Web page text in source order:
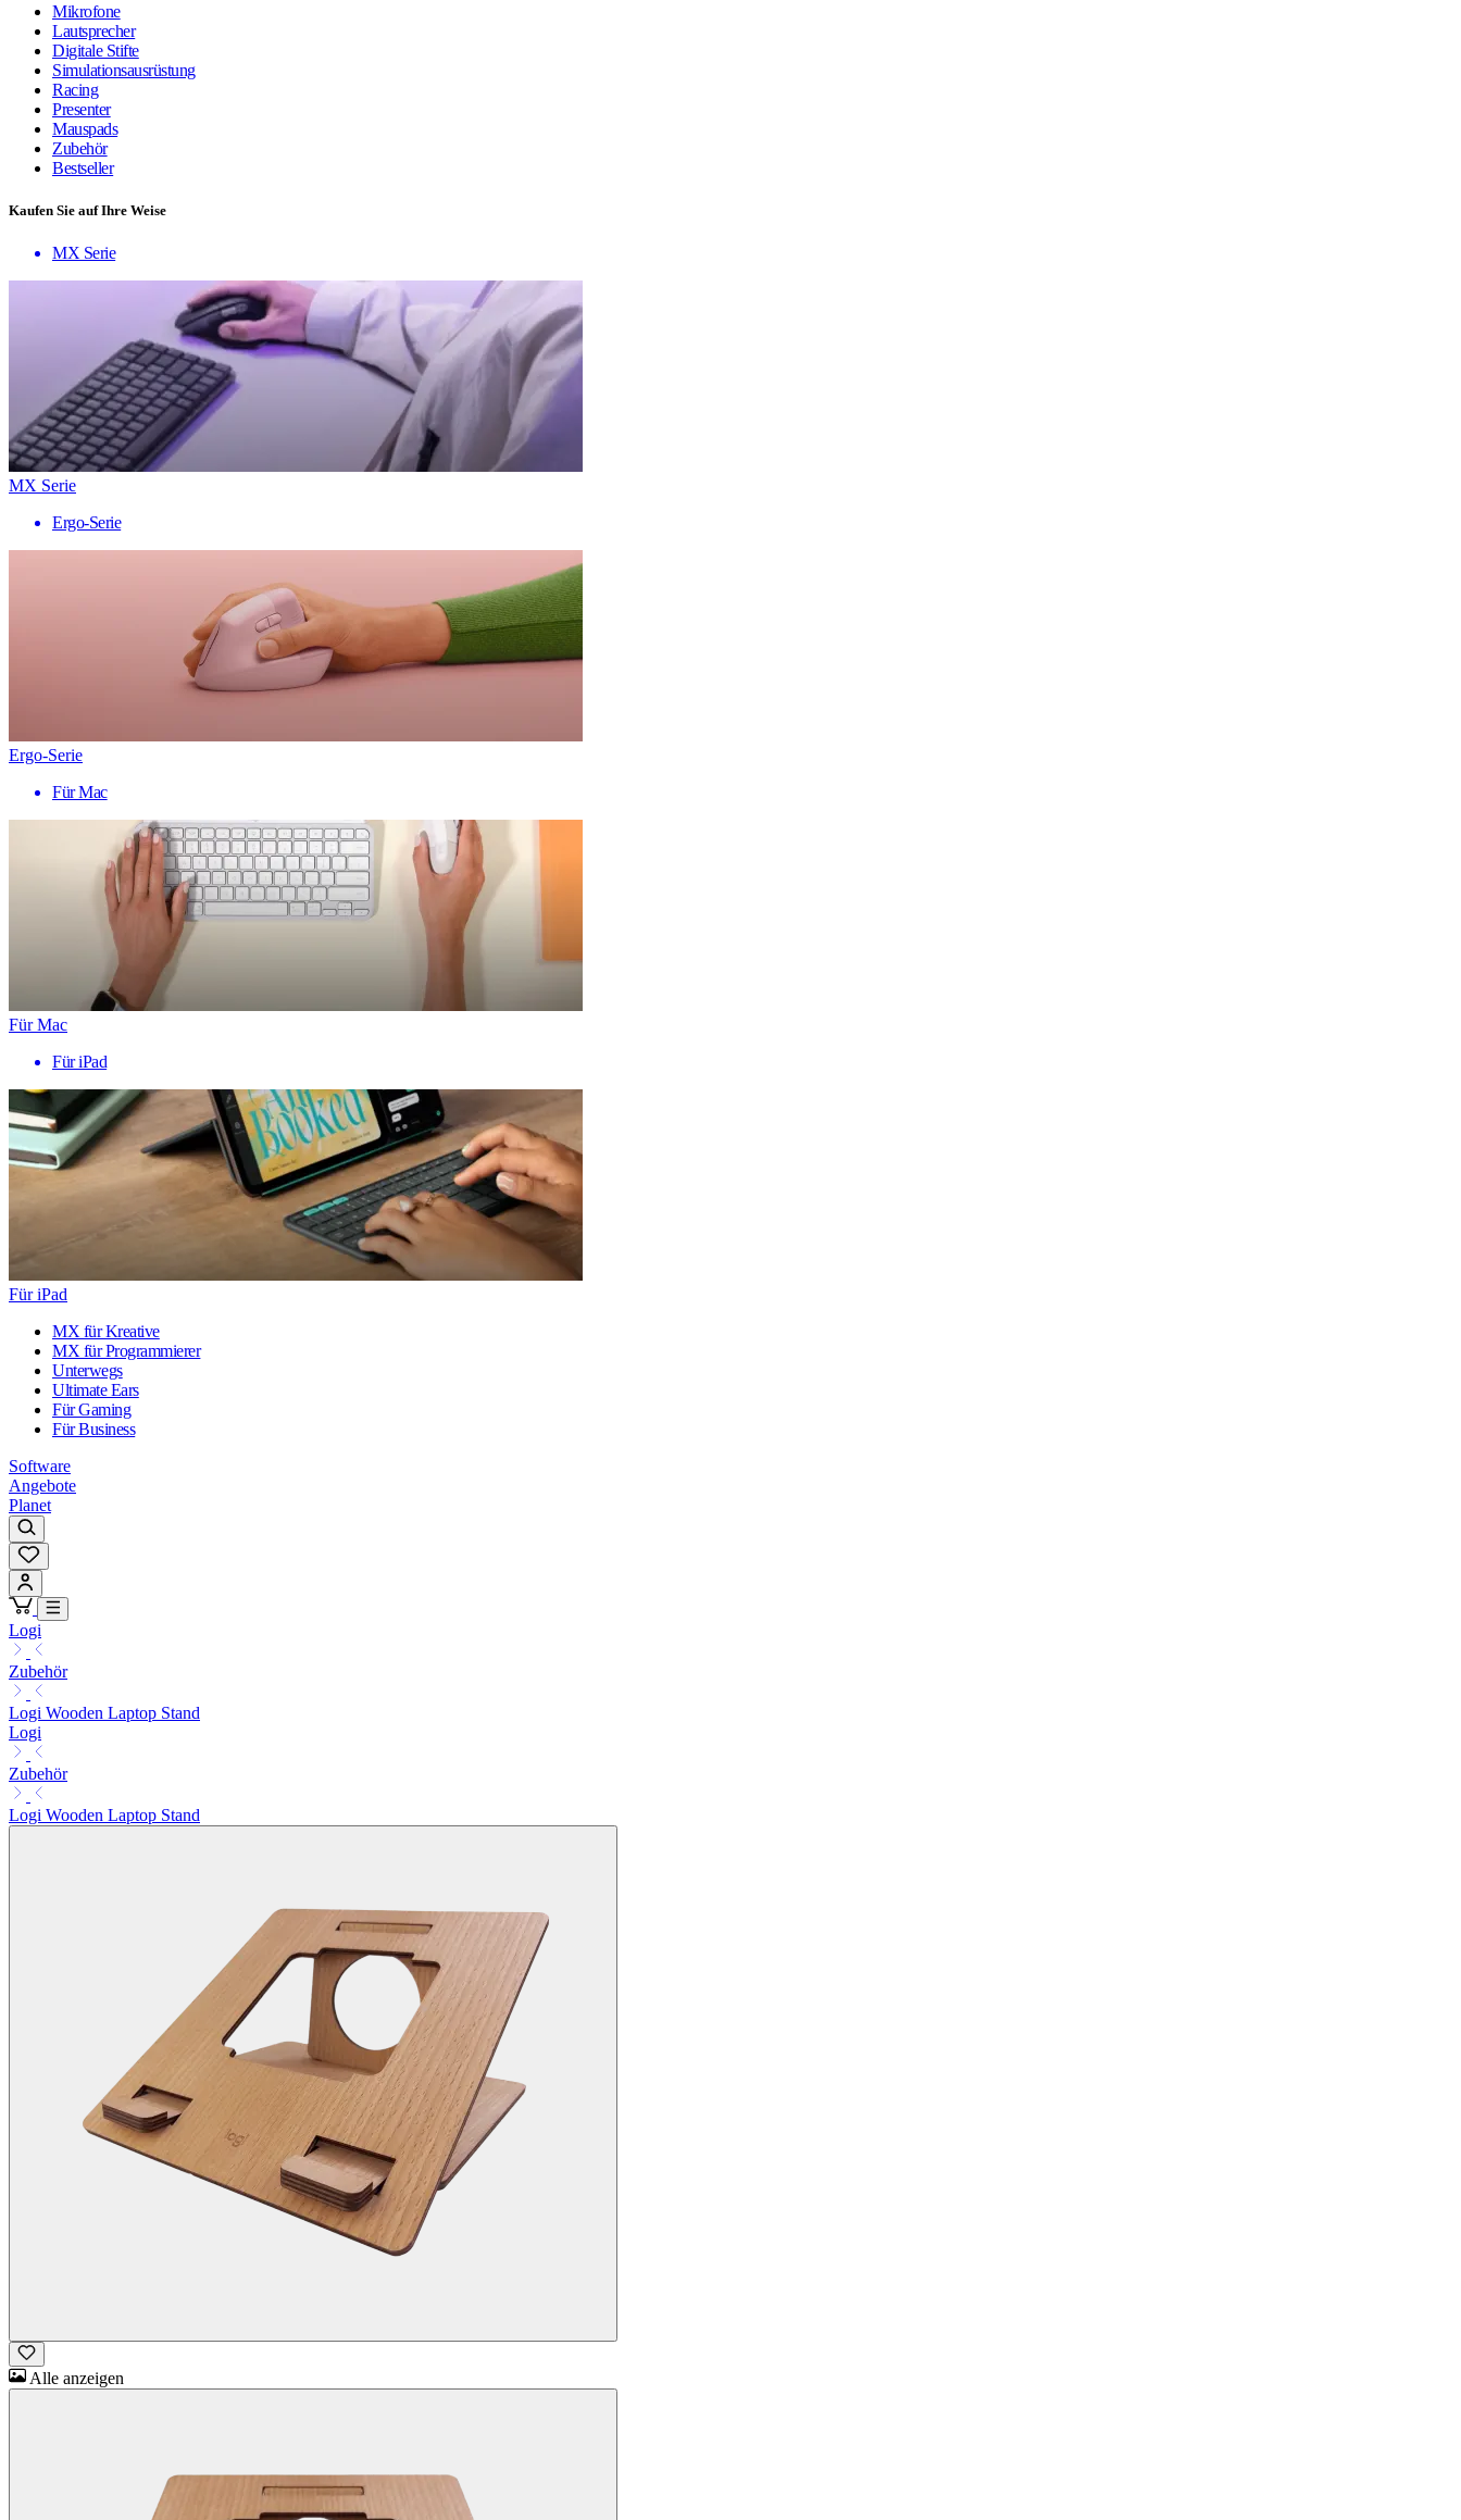
Mikrofone
Lautsprecher
Digitale Stifte
Simulationsausrüstung
Racing
Presenter
Mauspads
Zubehör
Bestseller
Kaufen Sie auf Ihre Weise
MX Serie
MX Serie
Ergo-Serie
Ergo-Serie
Für Mac
Für Mac
Für iPad
Für iPad
MX für Kreative
MX für Programmierer
Unterwegs
Ultimate Ears
Für Gaming
Für Business
Software
Angebote
Planet
Logi
Zubehör
Logi Wooden Laptop Stand
Logi
Zubehör
Logi Wooden Laptop Stand
Alle anzeigen